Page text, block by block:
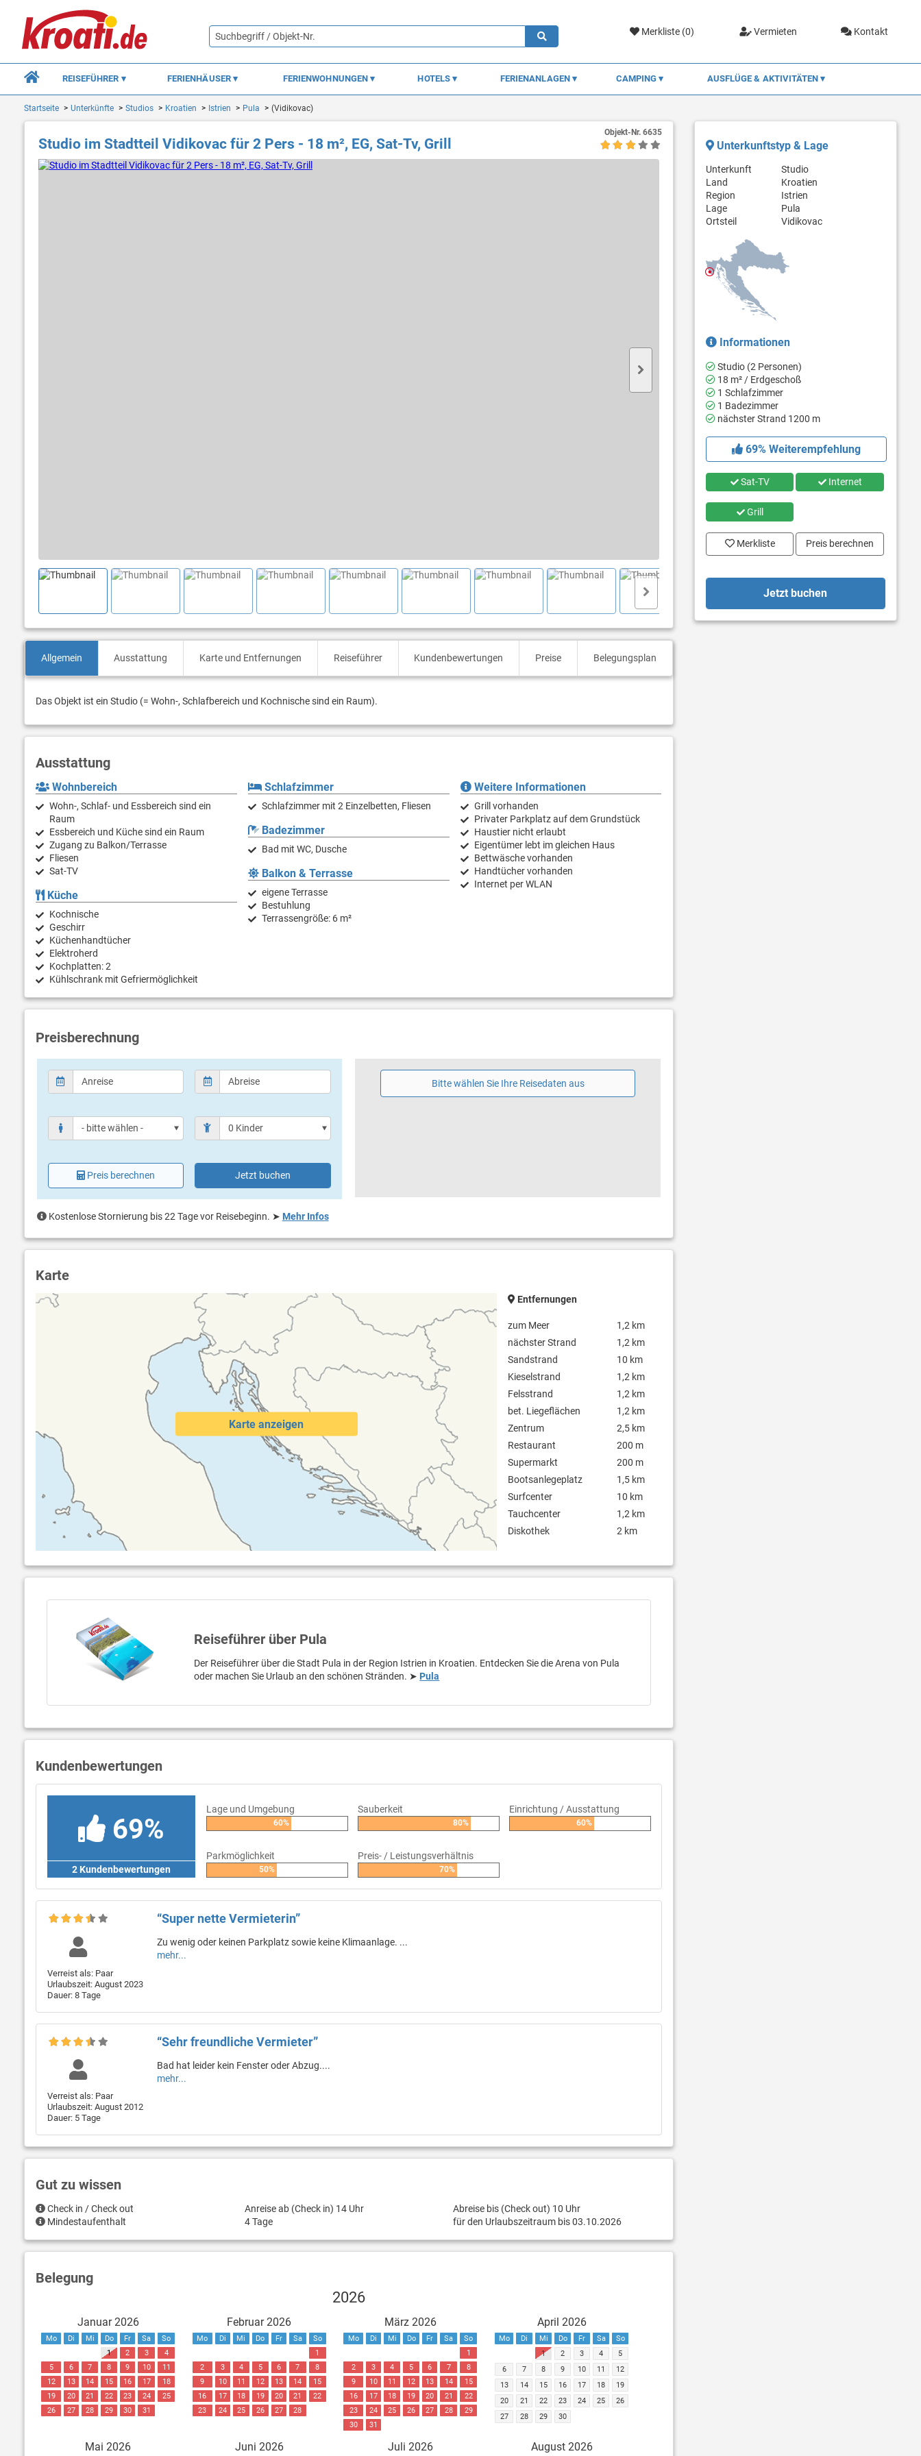
Merkliste (0) Vermieten Kontakt
REISEFÜHRER FERIENHÄUSER FERIENWOHNUNGEN HOTELS FERIENANLAGEN CAMPING AUSFLÜGE & AKTIVITÄTEN
Startseite Unterkünfte Studios Kroatien Istrien Pula (Vidikovac)
Studio im Stadtteil Vidikovac für 2 Pers - 18 m², EG, Sat-Tv, Grill
Objekt-Nr. 6635
Allgemein Ausstattung Karte und Entfernungen Reiseführer Kundenbewertungen Preise Belegungsplan
Das Objekt ist ein Studio (= Wohn-, Schlafbereich und Kochnische sind ein Raum).
Ausstattung
Wohnbereich
Wohn-, Schlaf- und Essbereich sind ein
Raum
Essbereich und Küche sind ein Raum
Zugang zu Balkon/Terrasse
Fliesen
Sat-TV
Küche
Kochnische
Geschirr
Küchenhandtücher
Elektroherd
Kochplatten: 2
Kühlschrank mit Gefriermöglichkeit
Schlafzimmer
Schlafzimmer mit 2 Einzelbetten, Fliesen
Badezimmer
Bad mit WC, Dusche
Balkon & Terrasse
eigene Terrasse
Bestuhlung
Terrassengröße: 6 m²
Weitere Informationen
Grill vorhanden
Privater Parkplatz auf dem Grundstück
Haustier nicht erlaubt
Eigentümer lebt im gleichen Haus
Bettwäsche vorhanden
Handtücher vorhanden
Internet per WLAN
Preisberechnung
Preis berechnen Jetzt buchen
Kostenlose Stornierung bis 22 Tage vor Reisebeginn. ➤ Mehr Infos
Bitte wählen Sie Ihre Reisedaten aus
Karte
Karte anzeigen
Entfernungen
zum Meer
1,2 km
nächster Strand
1,2 km
Sandstrand
10 km
Kieselstrand
1,2 km
Felsstrand
1,2 km
bet. Liegeflächen
1,2 km
Zentrum
2,5 km
Restaurant
200 m
Supermarkt
200 m
Bootsanlegeplatz
1,5 km
Surfcenter
10 km
Tauchcenter
1,2 km
Diskothek
2 km
Reiseführer über Pula
Der Reiseführer über die Stadt Pula in der Region Istrien in Kroatien. Entdecken Sie die Arena von Pula
oder machen Sie Urlaub an den schönen Stränden. ➤ Pula
Kundenbewertungen
69%
2 Kundenbewertungen
Lage und Umgebung
60%
Sauberkeit
80%
Einrichtung / Ausstattung
60%
Parkmöglichkeit
50%
Preis- / Leistungsverhältnis
70%
Verreist als: Paar
Urlaubszeit: August 2023
Dauer: 8 Tage
“Super nette Vermieterin”
Zu wenig oder keinen Parkplatz sowie keine Klimaanlage. ...
mehr...
Verreist als: Paar
Urlaubszeit: August 2012
Dauer: 5 Tage
“Sehr freundliche Vermieter”
Bad hat leider kein Fenster oder Abzug....
mehr...
Gut zu wissen
Check in / Check out Anreise ab (Check in) 14 Uhr
Abreise bis (Check out) 10 Uhr
Mindestaufenthalt
4 Tage für den Urlaubszeitraum bis 03.10.2026
Belegung
2026
Januar 2026
Mo Di Mi Do Fr Sa
So
1
2 3
4
5
6 7 8 9 10
11
12
13 14 15 16 17
18
19
20 21 22 23 24
25
26
27 28 29 30 31
Februar 2026
Mo Di Mi Do Fr Sa
So
1
2
3 4 5 6 7
8
9
10 11 12 13 14
15
16
17 18 19 20 21
22
23
24 25 26 27 28
März 2026
Mo Di Mi Do Fr Sa
So
1
2
3 4 5 6 7
8
9
10 11 12 13 14
15
16
17 18 19 20 21
22
23
24 25 26 27 28
29
30
31
April 2026
Mo Di Mi Do Fr Sa
So
1
2 3 4
5
6
7 8 9 10 11
12
13
14 15 16 17 18
19
20
21 22 23 24 25
26
27
28 29 30
Mai 2026 Juni 2026 Juli 2026 August 2026
Unterkunftstyp & Lage
Unterkunft
Studio
Land
Kroatien
Region
Istrien
Lage
Pula
Ortsteil
Vidikovac
Informationen
Studio (2 Personen)
18 m² / Erdgeschoß
1 Schlafzimmer
1 Badezimmer
nächster Strand 1200 m
69% Weiterempfehlung
Sat-TV Internet
Grill
Merkliste Preis berechnen
Jetzt buchen